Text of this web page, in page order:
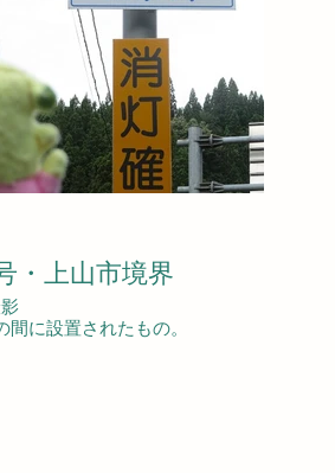
・上山市境界
間に設置されたもの。